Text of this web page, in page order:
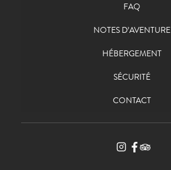
FAQ
NOTES D’AVENTURE
HÉBERGEMENT
SÉCURITÉ
CONTACT